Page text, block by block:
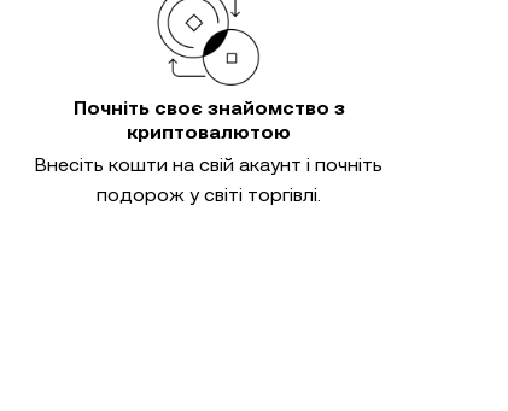
Почніть своє знайомство з
криптовалютою
Внесіть кошти на свій акаунт і почніть
подорож у світі торгівлі.